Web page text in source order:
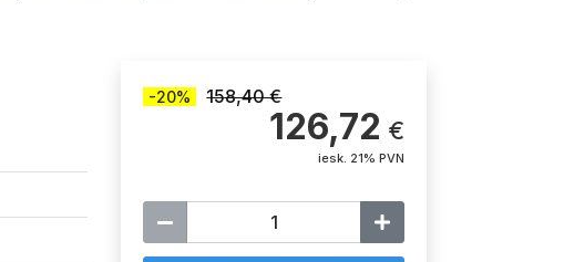
-20% 158,40 €
126,72 €
iesk. 21% PVN